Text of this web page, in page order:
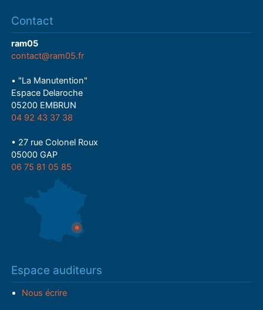
Contact
ram05
contact@ram05.fr
• "La Manutention"
Espace Delaroche
05200 EMBRUN
04 92 43 37 38
• 27 rue Colonel Roux
05000 GAP
06 75 81 05 85
Espace auditeurs
Nous écrire